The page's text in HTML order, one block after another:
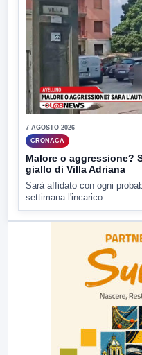
7 AGOSTO 2026
CRONACA
Malore o aggressione?
giallo di Villa Adriana
Sarà affidato con ogni
settimana l'incarico...